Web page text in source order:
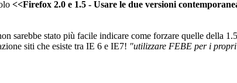
<<Firefox 2.0 e 1.5 - Usare le due versioni
sarebbe stato più facile indicare come forzare quelle della
siti che esiste tra IE 6 e IE7! "utilizzare FEBE per i